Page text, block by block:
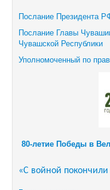
Послание Президента
Послание Главы
Чувашской Республики
Уполномоченный по
80-летие Победы в
«С войной